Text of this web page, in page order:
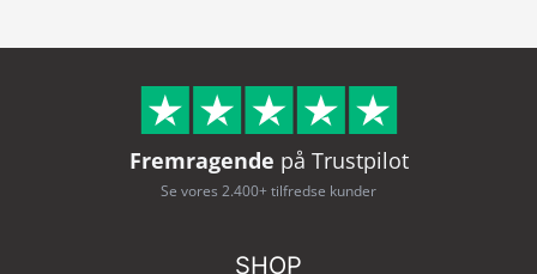
Fremragende på Trustpilot
Se vores 2.400+ tilfredse kunder
SHOP